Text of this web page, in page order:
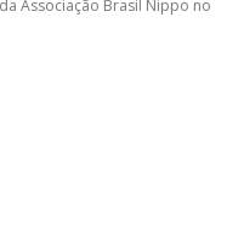
Associação Brasil Nippo no